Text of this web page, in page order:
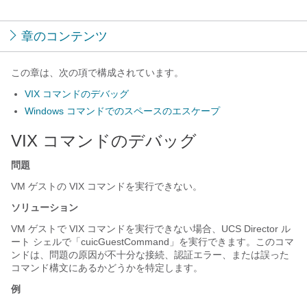
章のコンテンツ
この章は、次の項で構成されています。
VIX コマンドのデバッグ
Windows コマンドでのスペースのエスケープ
VIX コマンドのデバッグ
問題
VM ゲストの VIX コマンドを実行できない。
ソリューション
VM ゲストで VIX コマンドを実行できない場合、UCS Director ル
ート シェルで「cuicGuestCommand」を実行できます。このコマ
ンドは、問題の原因が不十分な接続、認証エラー、または誤った
コマンド構文にあるかどうかを特定します。
例